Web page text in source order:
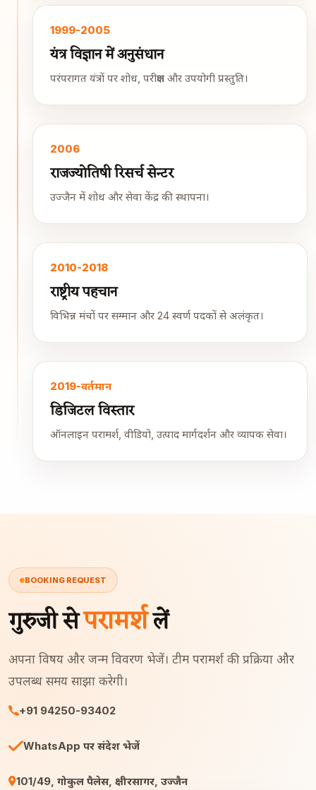
1999-2005
यंत्र विज्ञान में अनुसंधान
परंपरागत यंत्रों पर शोध, परीक्षण और उपयोगी प्रस्तुति।
2006
राजज्योतिषी रिसर्च सेन्टर
उज्जैन में शोध और सेवा केंद्र की स्थापना।
2010-2018
राष्ट्रीय पहचान
विभिन्न मंचों पर सम्मान और 24 स्वर्ण पदकों से अलंकृत।
2019-वर्तमान
डिजिटल विस्तार
ऑनलाइन परामर्श, वीडियो, उत्पाद मार्गदर्शन और व्यापक सेवा।
BOOKING REQUEST
गुरुजी सेपरामर्शलें
अपना विषय और जन्म विवरण भेजें। टीम परामर्श की प्रक्रिया और
उपलब्ध समय साझा करेगी।
+91 94250-93402
WhatsApp पर संदेश भेजें
101/49, गोकुल पैलेस, क्षीरसागर, उज्जैन